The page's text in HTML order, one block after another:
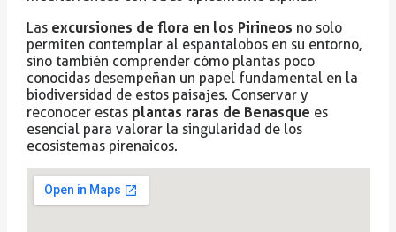
Las excursiones de flora en los Pirineos no solo
permiten contemplar al espantalobos en su entorno,
sino también comprender cómo plantas poco
conocidas desempeñan un papel fundamental en la
biodiversidad de estos paisajes. Conservar y
reconocer estas plantas raras de Benasque es
esencial para valorar la singularidad de los
ecosistemas pirenaicos.